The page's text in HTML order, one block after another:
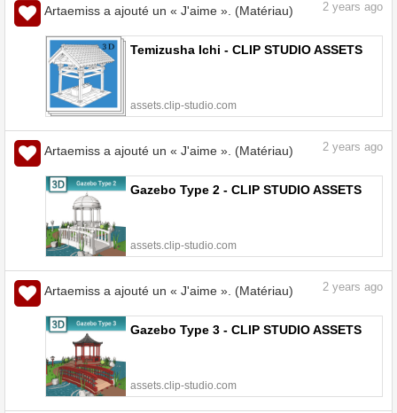
Artaemiss a ajouté un « J'aime ». (Matériau) 2 years ago
Temizusha Ichi - CLIP STUDIO ASSETS
assets.clip-studio.com
Artaemiss a ajouté un « J'aime ». (Matériau) 2 years ago
Gazebo Type 2 - CLIP STUDIO ASSETS
assets.clip-studio.com
Artaemiss a ajouté un « J'aime ». (Matériau) 2 years ago
Gazebo Type 3 - CLIP STUDIO ASSETS
assets.clip-studio.com